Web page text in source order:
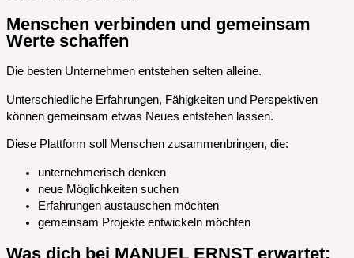
Menschen verbinden und gemeinsam
Werte schaffen
Die besten Unternehmen entstehen selten alleine.
Unterschiedliche Erfahrungen, Fähigkeiten und Perspektiven
können gemeinsam etwas Neues entstehen lassen.
Diese Plattform soll Menschen zusammenbringen, die:
unternehmerisch denken
neue Möglichkeiten suchen
Erfahrungen austauschen möchten
gemeinsam Projekte entwickeln möchten
Was dich bei MANUEL ERNST erwartet: